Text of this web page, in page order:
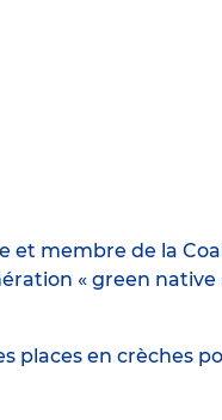
et membre de la
« green
places en crèches